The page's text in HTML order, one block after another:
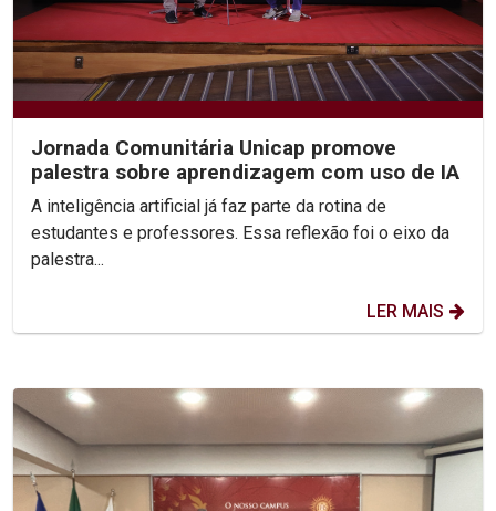
Jornada Comunitária Unicap promove
palestra sobre aprendizagem com uso de IA
A inteligência artificial já faz parte da rotina de
estudantes e professores. Essa reflexão foi o eixo da
palestra...
LER MAIS